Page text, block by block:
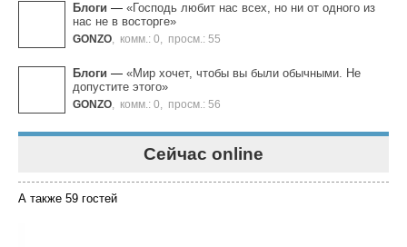
Блоги — «Господь любит нас всех, но ни от одного из
нас не в восторге»
GONZO комм.: 0 просм.: 55
Блоги — «Мир хочет, чтобы вы были обычными. Не
допустите этого»
GONZO комм.: 0 просм.: 56
Сейчас online
А также 59 гостей